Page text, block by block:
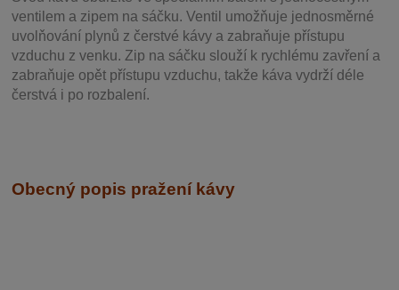
ventilem a zipem na sáčku. Ventil umožňuje jednosměrné
uvolňování plynů z čerstvé kávy a zabraňuje přístupu
vzduchu z venku. Zip na sáčku slouží k rychlému zavření a
zabraňuje opět přístupu vzduchu, takže káva vydrží déle
čerstvá i po rozbalení.
Obecný popis pražení kávy